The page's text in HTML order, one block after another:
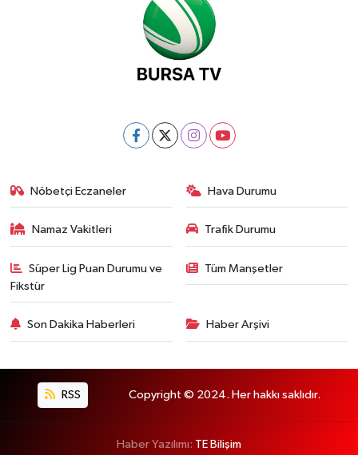
Nöbetçi Eczaneler Hava Durumu
Namaz Vakitleri Trafik Durumu
Süper Lig Puan Durumu ve
Fikstür
Tüm Manşetler
Son Dakika Haberleri Haber Arşivi
RSS Copyright © 2024. Her hakkı saklıdır.
Haber Yazılımı: TE Bilişim